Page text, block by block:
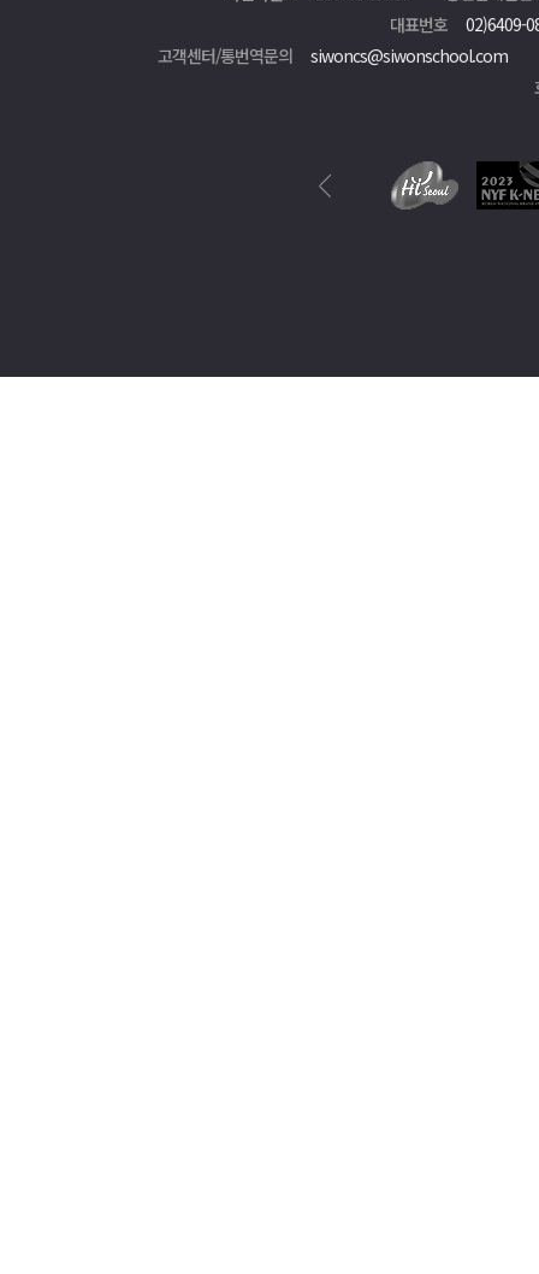
대표번호
02)6409-
고객센터/통번역문의
siwoncs@siwonschool.com